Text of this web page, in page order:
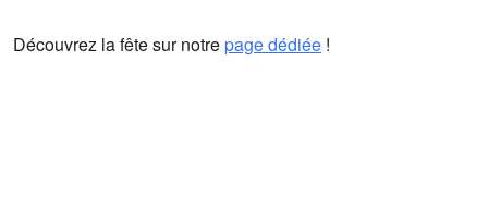
Découvrez la fête sur notrepage dédiée !